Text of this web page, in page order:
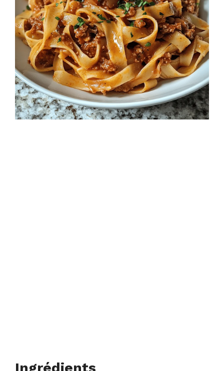
Ingrédients